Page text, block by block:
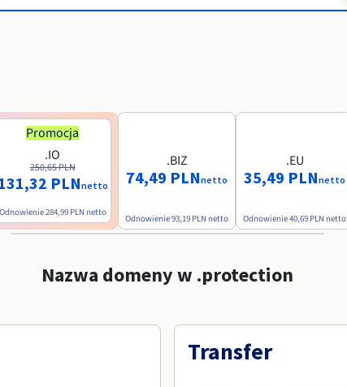
Promocja
.IO
250,65 PLN
PLNnetto
Odnowienie284,99 PLN netto
.BIZ
74,49 PLNnetto
Odnowienie93,19 PLN netto
.EU
35,49 PLNnetto
Odnowienie40,69 PLN netto
Nazwa domeny w .protection
Transfer